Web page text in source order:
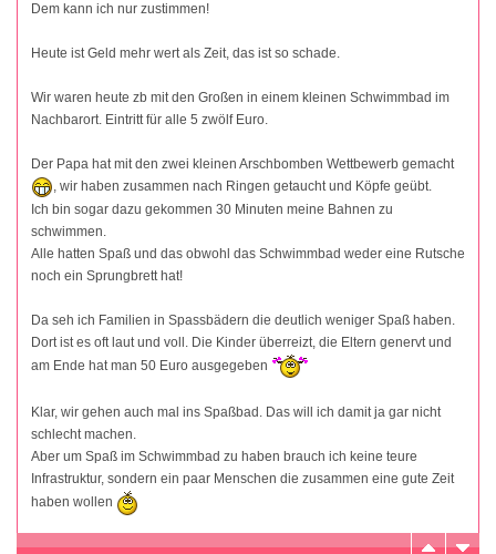
Dem kann ich nur zustimmen!
Heute ist Geld mehr wert als Zeit, das ist so schade.
Wir waren heute zb mit den Großen in einem kleinen Schwimmbad im
Nachbarort. Eintritt für alle 5 zwölf Euro.
Der Papa hat mit den zwei kleinen Arschbomben Wettbewerb gemacht
, wir haben zusammen nach Ringen getaucht und Köpfe geübt.
Ich bin sogar dazu gekommen 30 Minuten meine Bahnen zu
schwimmen.
Alle hatten Spaß und das obwohl das Schwimmbad weder eine Rutsche
noch ein Sprungbrett hat!
Da seh ich Familien in Spassbädern die deutlich weniger Spaß haben.
Dort ist es oft laut und voll. Die Kinder überreizt, die Eltern genervt und
am Ende hat man 50 Euro ausgegeben
Klar, wir gehen auch mal ins Spaßbad. Das will ich damit ja gar nicht
schlecht machen.
Aber um Spaß im Schwimmbad zu haben brauch ich keine teure
Infrastruktur, sondern ein paar Menschen die zusammen eine gute Zeit
haben wollen